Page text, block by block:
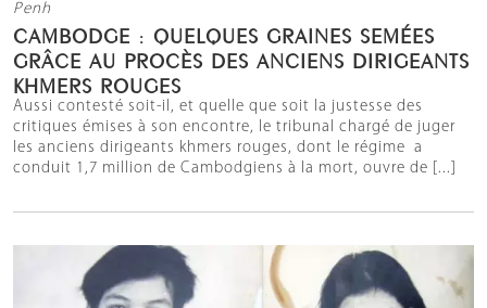
Penh
CAMBODGE : QUELQUES GRAINES SEMÉES
GRÂCE AU PROCÈS DES ANCIENS DIRIGEANTS
KHMERS ROUGES
Aussi contesté soit-il, et quelle que soit la justesse des
critiques émises à son encontre, le tribunal chargé de juger
les anciens dirigeants khmers rouges, dont le régime a
conduit 1,7 million de Cambodgiens à la mort, ouvre de [...]